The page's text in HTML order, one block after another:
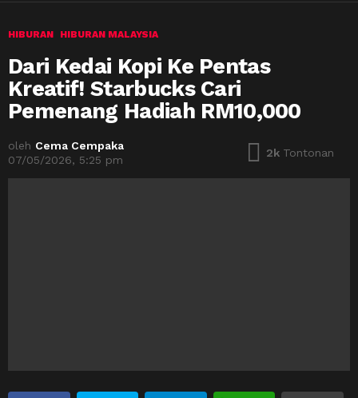
HIBURAN HIBURAN MALAYSIA
Dari Kedai Kopi Ke Pentas
Kreatif! Starbucks Cari
Pemenang Hadiah RM10,000
oleh Cema Cempaka
07/05/2026, 5:25 pm
2k Tontonan